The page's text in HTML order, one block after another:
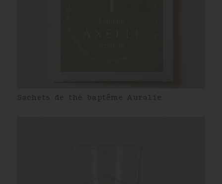
Sachets de thé baptême Auralie